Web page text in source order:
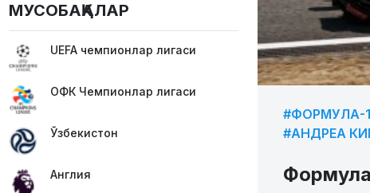
МУСОБАҚАЛАР
UEFA чемпионлар лигаси
ОФК Чемпионлар лигаси
Ўзбекистон
Англия
#ФОРМУЛА-1
#АНДРЕА